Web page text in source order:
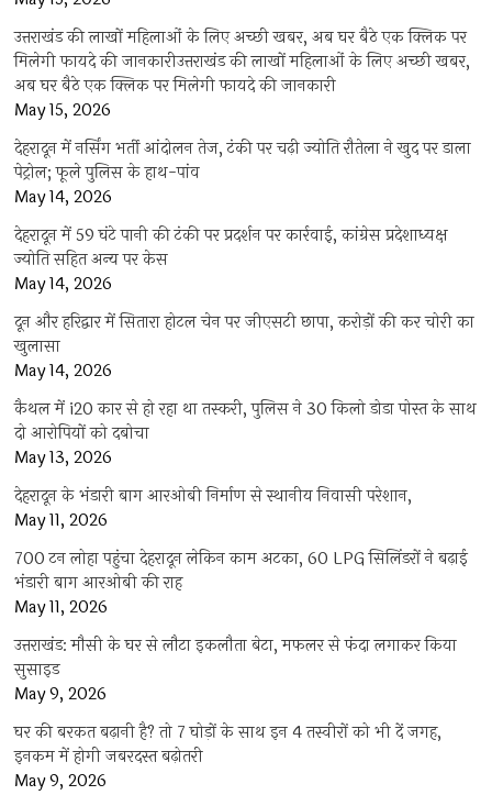
उत्तराखंड की लाखों महिलाओं के लिए अच्छी खबर, अब घर बैठे एक क्लिक पर
मिलेगी फायदे की जानकारीउत्तराखंड की लाखों महिलाओं के लिए अच्छी खबर,
अब घर बैठे एक क्लिक पर मिलेगी फायदे की जानकारी
May 15, 2026
देहरादून में नर्सिंग भर्ती आंदोलन तेज, टंकी पर चढ़ी ज्योति रौतेला ने खुद पर डाला
पेट्रोल; फूले पुलिस के हाथ-पांव
May 14, 2026
देहरादून में 59 घंटे पानी की टंकी पर प्रदर्शन पर कार्रवाई, कांग्रेस प्रदेशाध्यक्ष
ज्योति सहित अन्य पर केस
May 14, 2026
दून और हरिद्वार में सितारा होटल चेन पर जीएसटी छापा, करोड़ों की कर चोरी का
खुलासा
May 14, 2026
कैथल में i20 कार से हो रहा था तस्करी, पुलिस ने 30 किलो डोडा पोस्त के साथ
दो आरोपियों को दबोचा
May 13, 2026
देहरादून के भंडारी बाग आरओबी निर्माण से स्थानीय निवासी परेशान,
May 11, 2026
700 टन लोहा पहुंचा देहरादून लेकिन काम अटका, 60 LPG सिलिंडरों ने बढ़ाई
भंडारी बाग आरओबी की राह
May 11, 2026
उत्तराखंड: मौसी के घर से लौटा इकलौता बेटा, मफलर से फंदा लगाकर किया
सुसाइड
May 9, 2026
घर की बरकत बढ़ानी है? तो 7 घोड़ों के साथ इन 4 तस्वीरों को भी दें जगह,
इनकम में होगी जबरदस्त बढ़ोतरी
May 9, 2026